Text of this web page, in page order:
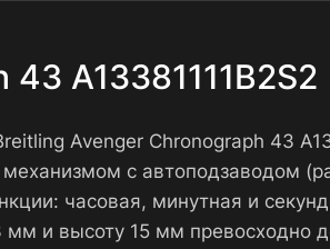
A13381111B2S2
Avenger Chronograph 43
с автоподзаводом
часовая, минутная и
и высоту 15 мм превосходно